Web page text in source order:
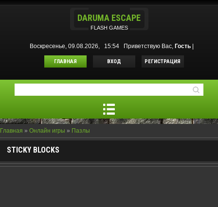
DARUMA ESCAPE
FLASH GAMES
Воскресенье, 09.08.2026, 15:54 Приветствую Вас, Гость|
ГЛАВНАЯ ВХОД РЕГИСТРАЦИЯ
Главная » Онлайн игры » Пазлы
STICKY BLOCKS